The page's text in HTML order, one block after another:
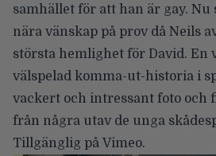
samhället för att han är gay. Nu
nära vänskap på prov då Neils
största hemlighet för David. En
välspelad komma-ut-historia i
vackert och intressant foto och
från några utav de unga
Tillgänglig på Vimeo.